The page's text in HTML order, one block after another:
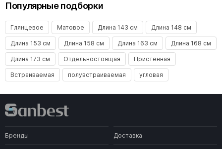
Популярные подборки
Глянцевое Матовое Длина 143 см Длина 148 см
Длина 153 см Длина 158 см Длина 163 см Длина 168 см
Длина 173 см Отдельностоящая Пристенная
Встраиваемая полувстраиваемая угловая
Бренды Доставка